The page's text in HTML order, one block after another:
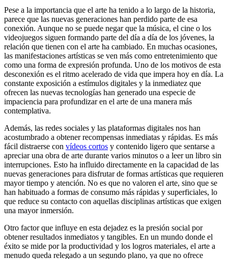
Pese a la importancia que el arte ha tenido a lo largo de la historia,
parece que las nuevas generaciones han perdido parte de esa
conexión. Aunque no se puede negar que la música, el cine o los
videojuegos siguen formando parte del día a día de los jóvenes, la
relación que tienen con el arte ha cambiado. En muchas ocasiones,
las manifestaciones artísticas se ven más como entretenimiento que
como una forma de expresión profunda. Uno de los motivos de esta
desconexión es el ritmo acelerado de vida que impera hoy en día. La
constante exposición a estímulos digitales y la inmediatez que
ofrecen las nuevas tecnologías han generado una especie de
impaciencia para profundizar en el arte de una manera más
contemplativa.
Además, las redes sociales y las plataformas digitales nos han
acostumbrado a obtener recompensas inmediatas y rápidas. Es más
fácil distraerse con vídeos cortos y contenido ligero que sentarse a
apreciar una obra de arte durante varios minutos o a leer un libro sin
interrupciones. Esto ha influido directamente en la capacidad de las
nuevas generaciones para disfrutar de formas artísticas que requieren
mayor tiempo y atención. No es que no valoren el arte, sino que se
han habituado a formas de consumo más rápidas y superficiales, lo
que reduce su contacto con aquellas disciplinas artísticas que exigen
una mayor inmersión.
Otro factor que influye en esta dejadez es la presión social por
obtener resultados inmediatos y tangibles. En un mundo donde el
éxito se mide por la productividad y los logros materiales, el arte a
menudo queda relegado a un segundo plano, ya que no ofrece